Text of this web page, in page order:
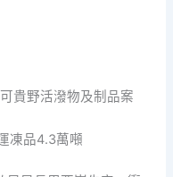
貴野活潑物及制品案
凍品4.3萬噸